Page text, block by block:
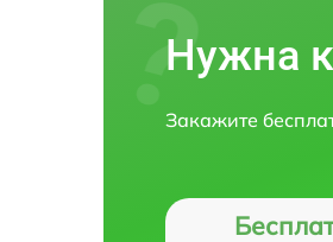
Нужна
Закажите